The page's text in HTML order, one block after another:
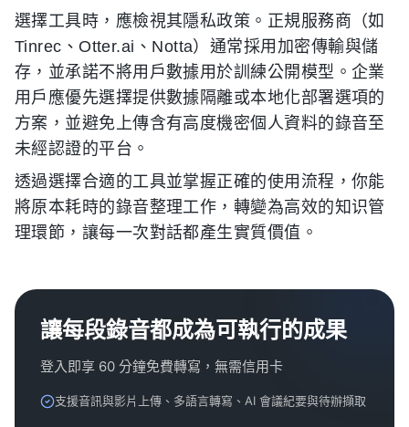
選擇工具時，應檢視其隱私政策。正規服務商（如
Tinrec、Otter.ai、Notta）通常採用加密傳輸與儲
存，並承諾不將用戶數據用於訓練公開模型。企業
用戶應優先選擇提供數據隔離或本地化部署選項的
方案，並避免上傳含有高度機密個人資料的錄音至
未經認證的平台。
透過選擇合適的工具並掌握正確的使用流程，你能
將原本耗時的錄音整理工作，轉變為高效的知识管
理環節，讓每一次對話都產生實質價值。
讓每段錄音都成為可執行的成果
登入即享 60 分鐘免費轉寫，無需信用卡
支援音訊與影片上傳、多語言轉寫、AI 會議紀要與待辦擷取